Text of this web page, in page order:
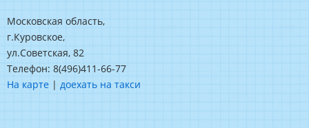
Московская область,
г.Куровское,
ул.Советская, 82
Телефон: 8(496)411-66-77
На карте | доехать на такси